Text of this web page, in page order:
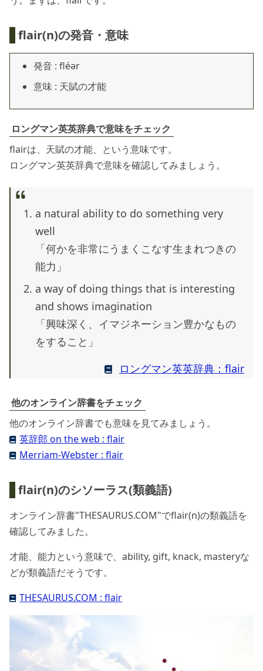
flair(n)の発音・意味
発音 : fléər
意味 : 天賦の才能
ロングマン英英辞典で意味をチェック
flairは、天賦の才能、という意味です。
ロングマン英英辞典で意味を確認してみましょう。
a natural ability to do something very
well
「何かを非常にうまくこなす生まれつきの
能力」
a way of doing things that is interesting
and shows imagination
「興味深く、イマジネーション豊かなもの
をすること」
ロングマン英英辞典：flair
他のオンライン辞書をチェック
他のオンライン辞書でも意味を見てみましょう。
英辞郎 on the web : flair
Merriam-Webster : flair
flair(n)のシソーラス(類義語)
オンライン辞書"THESAURUS.COM"でflair(n)の類義語を
確認してみました。
才能、能力という意味で、ability, gift, knack, masteryな
どが類義語だそうです。
THESAURUS.COM : flair